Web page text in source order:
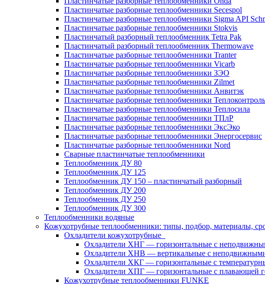
Пластинчатые разборные теплообменники Secespol
Пластинчатые разборные теплообменники Sigma API
Пластинчатые разборные теплообменники Stokvis
Пластинчатый разборный теплообменник Tetra Pak
Пластинчатый разборный теплообменник Thermowave
Пластинчатые разборные теплообменники Tranter
Пластинчатые разборные теплообменники Vicarb
Пластинчатые разборные теплообменники ЗЭО
Пластинчатые разборные теплообменники Zilmet
Пластинчатые разборные теплообменники Анвитэк
Пластинчатые разборные теплообменники Теплоконтроль
Пластинчатые разборные теплообменники Теплосила
Пластинчатые разборные теплообменники ТПлР
Пластинчатые разборные теплообменники ЭксЭко
Пластинчатые разборные теплообменники Энергосервис
Пластинчатые разборные теплообменники Nord
Сварные пластинчатые теплообменники
Теплообменник ДУ 80
Теплообменник ДУ 125
Теплообменник ДУ 150 – пластинчатый разборный
Теплообменник ДУ 200
Теплообменник ДУ 250
Теплообменник ДУ 300
Теплообменники водяные
Кожухотрубные теплообменники: типы, подбор, материалы,
Охладители кожухотрубные
Охладители ХНГ — горизонтальные с
Охладители ХНВ — вертикальные с
Охладители ХКГ — горизонтальные с
Охладители ХПГ — горизонтальные с плавающей
Кожухотрубные теплообменники FUNKE